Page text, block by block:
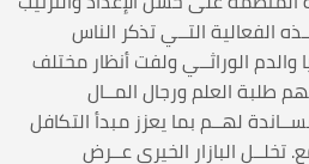
الفعالية التــي تذكر الناس
والدم الوراثــي ولفت أنظار مختلف
العلم ورجال المــال
لهــم بما يعزز مبدأ التكافل
تخلــل البازار الخيري عــرض